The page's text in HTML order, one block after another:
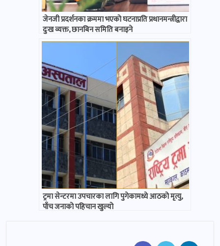
जेनजी प्रदर्शनका क्रममा भएको घटनाप्रति प्रधानमन्त्रीद्वारा
दुःख व्यक्त, छानबिन समिति बनाइने
ट्रमा सेन्टरमा उपचारका लागि पुगेकामध्ये आठको मृत्यु,
पाँच जनाको पहिचान खुल्यो